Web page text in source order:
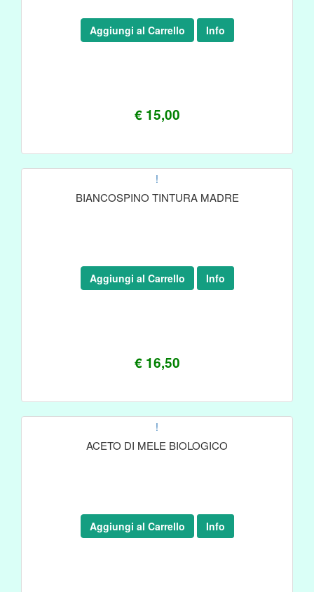
€ 15,00
Aggiungi al Carrello Info
!
BIANCOSPINO TINTURA MADRE
€ 16,50
Aggiungi al Carrello Info
!
ACETO DI MELE BIOLOGICO
Aggiungi al Carrello Info